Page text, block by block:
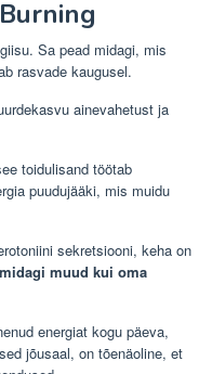
Sa pead midagi, mis
rasvade kaugusel.
ainevahetust ja
toidulisand töötab
puudujääki, mis muidu
sekretsiooni, keha on
muud kui oma
energiat kogu päeva,
jõusaal, on tõenäoline, et